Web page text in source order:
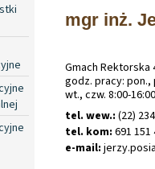
mgr inż.
Gmach Rektorska
godz. pracy: pon.,
wt., czw. 8:00-
tel. wew.: (22)
tel. kom: 691 151
e-mail: jerzy.